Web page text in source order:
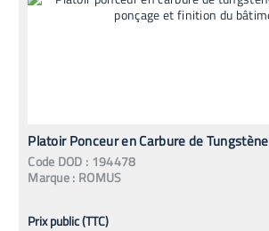
Platoir Ponceur en Carbure de Tungstène
Code DOD : 194478
Marque : ROMUS
Prix public (TTC)